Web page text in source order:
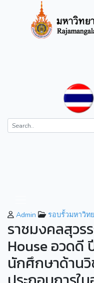
Admin รอบรั้วมหาวิท
ราชมงคลสุว
House อวดดี
นักศึกษาด้าน